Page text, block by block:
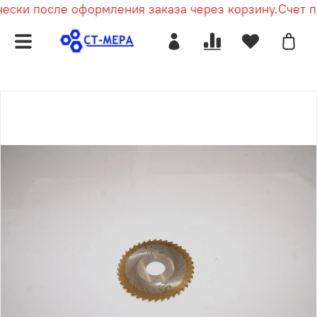
после оформления заказа через корзину.Счет